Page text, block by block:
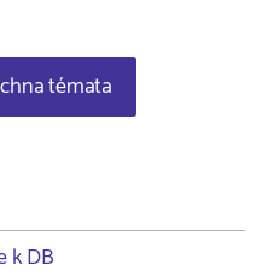
témata
k DB